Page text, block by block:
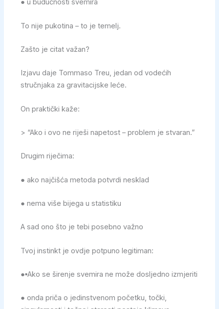
● u budućnosti svemira
To nije pukotina – to je temelj.
Zašto je citat važan?
Izjavu daje Tommaso Treu, jedan od vodećih
stručnjaka za gravitacijske leće.
On praktički kaže:
> “Ako i ovo ne riješi napetost – problem je stvaran.”
Drugim riječima:
● ako najčišća metoda potvrdi nesklad
● nema više bijega u statistiku
A sad ono što je tebi posebno važno
Tvoj instinkt je ovdje potpuno legitiman:
●▪︎Ako se širenje svemira ne može dosljedno izmjeriti
● onda priča o jedinstvenom početku, točki,